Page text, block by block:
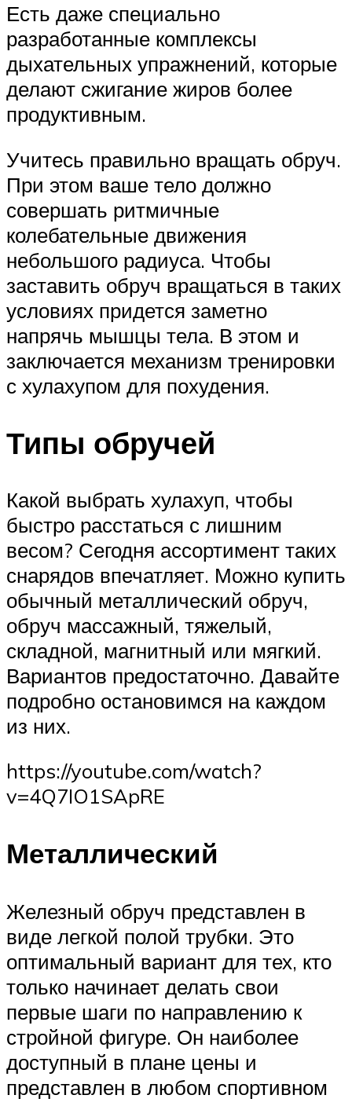
Есть даже специально
разработанные комплексы
дыхательных упражнений, которые
делают сжигание жиров более
продуктивным.
Учитесь правильно вращать обруч.
При этом ваше тело должно
совершать ритмичные
колебательные движения
небольшого радиуса. Чтобы
заставить обруч вращаться в таких
условиях придется заметно
напрячь мышцы тела. В этом и
заключается механизм тренировки
с хулахупом для похудения.
Типы обручей
Какой выбрать хулахуп, чтобы
быстро расстаться с лишним
весом? Сегодня ассортимент таких
снарядов впечатляет. Можно купить
обычный металлический обруч,
обруч массажный, тяжелый,
складной, магнитный или мягкий.
Вариантов предостаточно. Давайте
подробно остановимся на каждом
из них.
https://youtube.com/watch?
v=4Q7IO1SApRE
Металлический
Железный обруч представлен в
виде легкой полой трубки. Это
оптимальный вариант для тех, кто
только начинает делать свои
первые шаги по направлению к
стройной фигуре. Он наиболее
доступный в плане цены и
представлен в любом спортивном